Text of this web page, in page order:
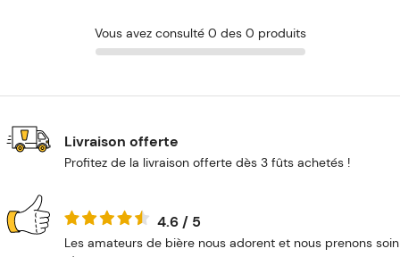
Vous avez consulté 0 des 0 produits
Livraison offerte
Profitez de la livraison offerte dès 3 fûts achetés !
4.6 / 5
Les amateurs de bière nous adorent et nous prenons soin